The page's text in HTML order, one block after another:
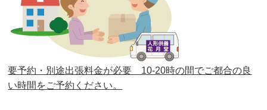
第38回人形供養祭 令和2年8月26日(水)
第37回人形供養祭 令和2年6月8日(月)
第36回人形供養祭 令和2年4月16日(木)
第35回人形供養祭令和2年2月13日(木)
要予約・別途出張料金が必要 10-20時の間でご都合の良
い時間をご予約ください。